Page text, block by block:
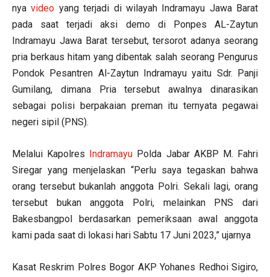
nyavideo yang terjadi di wilayah Indramayu Jawa Barat
pada saat terjadi aksi demo di Ponpes AL-Zaytun
Indramayu Jawa Barat tersebut, tersorot adanya seorang
pria berkaus hitam yang dibentak salah seorang Pengurus
Pondok Pesantren Al-Zaytun Indramayu yaitu Sdr. Panji
Gumilang, dimana Pria tersebut awalnya dinarasikan
sebagai polisi berpakaian preman itu ternyata pegawai
negeri sipil (PNS).
Melalui Kapolres Indramayu Polda Jabar AKBP M. Fahri
Siregar yang menjelaskan “Perlu saya tegaskan bahwa
orang tersebut bukanlah anggota Polri. Sekali lagi, orang
tersebut bukan anggota Polri, melainkan PNS dari
Bakesbangpol berdasarkan pemeriksaan awal anggota
kami pada saat di lokasi hari Sabtu 17 Juni 2023,” ujarnya
Kasat Reskrim Polres Bogor AKP Yohanes Redhoi Sigiro,